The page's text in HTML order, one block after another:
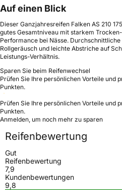
Auf einen Blick
Dieser Ganzjahresreifen Falken AS 210
gutes Gesamtniveau mit starkem
Performance bei Nässe.
Rollgeräusch und leichte Abstriche auf
Leistungs-Verhältnis.
Sparen Sie beim Reifenwechsel
Prüfen Sie Ihre persönlichen Vorteile und
Punkten.
Prüfen Sie Ihre persönlichen Vorteile und
Punkten.
Anmelden, um noch mehr zu sparen
Reifenbewertung
Gut
Reifenbewertung
7,9
Kundenbewertungen
9,8